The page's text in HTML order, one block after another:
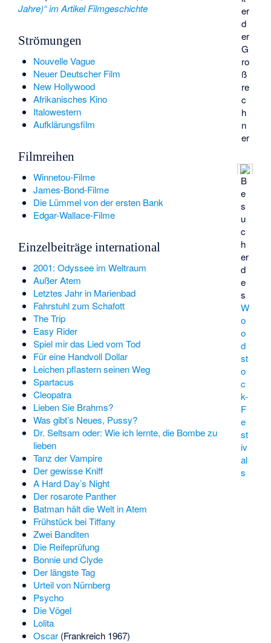
er
d
er
G
ro
ß
re
c
h
n
er
B
e
s
u
c
h
er
d
e
s
W
o
o
d
st
o
c
k-
F
e
st
iv
al
s
Jahre)“ im Artikel Filmgeschichte
Strömungen
Nouvelle Vague
Neuer Deutscher Film
New Hollywood
Afrikanisches Kino
Italowestern
Aufklärungsfilm
Filmreihen
Winnetou-Filme
James-Bond-Filme
Die Lümmel von der ersten Bank
Edgar-Wallace-Filme
Einzelbeiträge international
2001: Odyssee im Weltraum
Außer Atem
Letztes Jahr in Marienbad
Fahrstuhl zum Schafott
The Trip
Easy Rider
Spiel mir das Lied vom Tod
Für eine Handvoll Dollar
Leichen pflastern seinen Weg
Spartacus
Cleopatra
Lieben Sie Brahms?
Was gibt’s Neues, Pussy?
Dr. Seltsam oder: Wie ich lernte, die Bombe zu
lieben
Tanz der Vampire
Der gewisse Kniff
A Hard Day’s Night
Der rosarote Panther
Batman hält die Welt in Atem
Frühstück bei Tiffany
Zwei Banditen
Die Reifeprüfung
Bonnie und Clyde
Der längste Tag
Urteil von Nürnberg
Psycho
Die Vögel
Lolita
Oscar(Frankreich 1967)